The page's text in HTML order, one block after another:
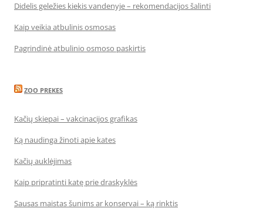
Didelis geležies kiekis vandenyje – rekomendacijos šalinti
Kaip veikia atbulinis osmosas
Pagrindinė atbulinio osmoso paskirtis
ZOO PREKES
Kačių skiepai – vakcinacijos grafikas
Ką naudinga žinoti apie kates
Kačių auklėjimas
Kaip pripratinti katę prie draskyklės
Sausas maistas šunims ar konservai – ką rinktis